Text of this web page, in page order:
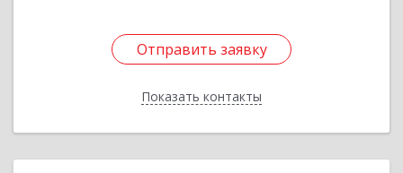
Отправить заявку
Показать контакты
Отправить заявку
Назад